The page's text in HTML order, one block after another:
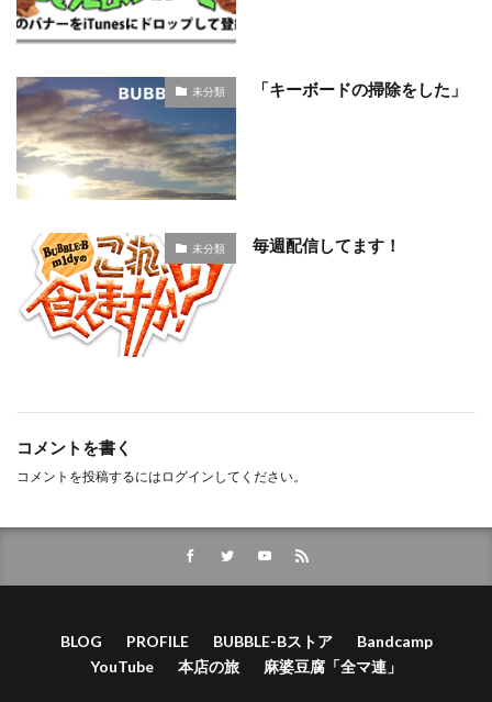
未分類 「キーボードの掃除をした」
未分類 毎週配信してます！
コメントを書く
コメントを投稿するには ログイン してください。
BLOG PROFILE BUBBLE-Bストア
Bandcamp
YouTube
本店の旅 麻婆豆腐「全マ連」